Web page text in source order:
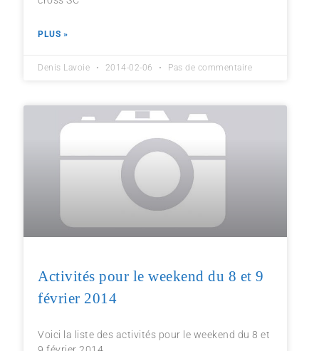
PLUS »
Denis Lavoie 2014-02-06 Pas de commentaire
Activités pour le weekend du 8 et 9
février 2014
Voici la liste des activités pour le weekend du 8 et